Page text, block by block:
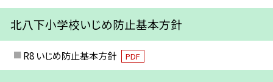
北八下小学校いじめ防止基本方針
R8 いじめ防止基本方針 PDF